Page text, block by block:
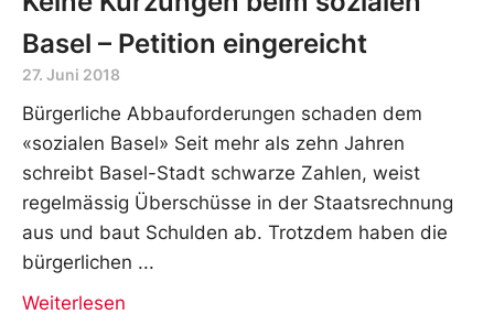
Basel – Petition eingereicht
27. Juni 2018
Bürgerliche Abbauforderungen schaden dem
«sozialen Basel» Seit mehr als zehn Jahren
schreibt Basel-Stadt schwarze Zahlen, weist
regelmässig Überschüsse in der Staatsrechnung
aus und baut Schulden ab. Trotzdem haben die
bürgerlichen
Weiterlesen